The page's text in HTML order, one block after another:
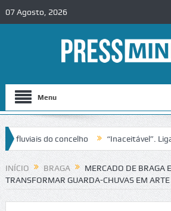
07 Agosto, 2026
Menu
do concelho “Inaceitável”. Liga
no IC2 em Alcobaça Igreja do
INÍCIO BRAGA
MERCADO DE BRAGA
TRANSFORMAR GUARDA-CHUVAS EM ARTE